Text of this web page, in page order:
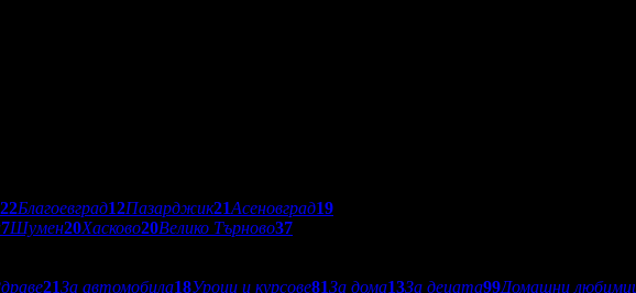
22Благоевград12Пазарджик21Асеновград19
7Шумен20Хасково20Велико Търново37
21За автомобила18Уроци и курсове81За дома13За децата99Домашни